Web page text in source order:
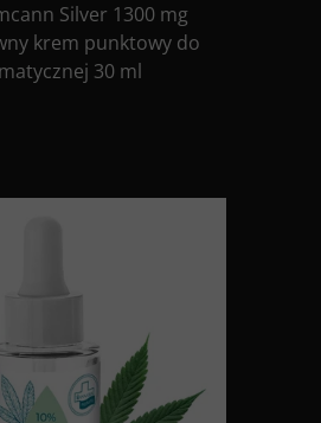
Silver 1300 mg
krem punktowy do
30 ml